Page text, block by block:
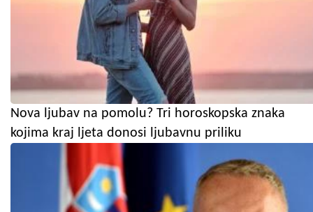
Nova ljubav na pomolu? Tri horoskopska znaka
kojima kraj ljeta donosi ljubavnu priliku